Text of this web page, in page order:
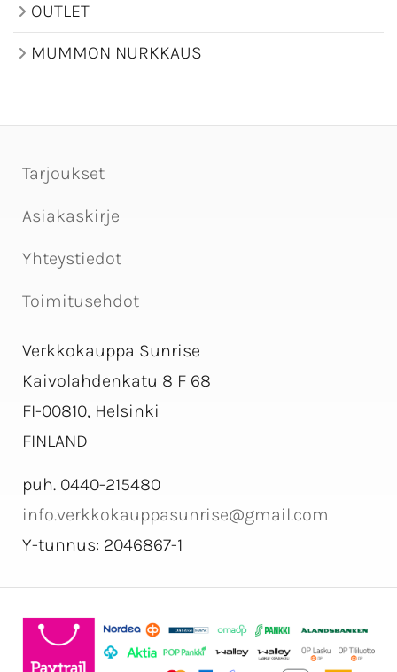
OUTLET
MUMMON NURKKAUS
Tarjoukset
Asiakaskirje
Yhteystiedot
Toimitusehdot
Verkkokauppa Sunrise
Kaivolahdenkatu 8 F 68
FI-00810, Helsinki
FINLAND
puh. 0440-215480
info.verkkokauppasunrise@gmail.com
Y-tunnus: 2046867-1